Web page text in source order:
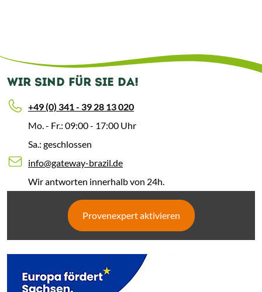
WIR SIND FÜR SIE DA!
+49 (0) 341 - 39 28 13 020
Mo. - Fr.: 09:00 - 17:00 Uhr
Sa.: geschlossen
info@gateway-brazil.de
Wir antworten innerhalb von 24h.
Provenexpert aktivieren